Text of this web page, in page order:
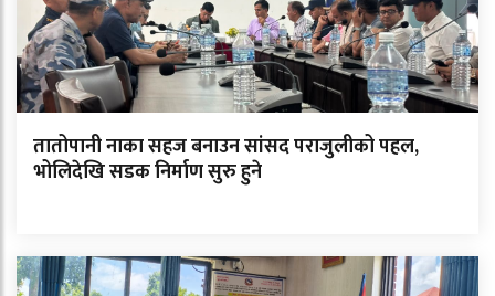
तातोपानी नाका सहज बनाउन सांसद पराजुलीको पहल,
भोलिदेखि सडक निर्माण सुरु हुने